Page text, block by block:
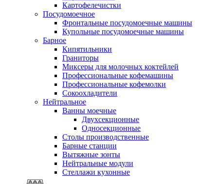
Картофелечистки
Посудомоечное
Фронтальные посудомоечные машины
Купольные посудомоечные машины
Барное
Кипятильники
Граниторы
Миксеры для молочных коктейлей
Профессиональные кофемашины
Профессиональные кофемолки
Сокоохладители
Нейтральное
Ванны моечные
Двухсекционные
Односекционные
Столы производственные
Барные станции
Вытяжные зонты
Нейтральные модули
Стеллажи кухонные